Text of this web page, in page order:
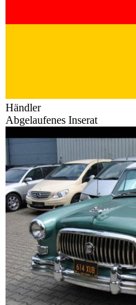
Händler
Abgelaufenes Inserat